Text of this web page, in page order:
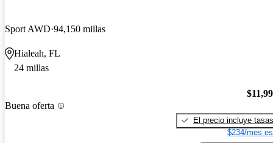
Sport AWD 94,150 millas
Hialeah, FL
24 millas
Buena oferta
El precio incluye tasas
$234/mes